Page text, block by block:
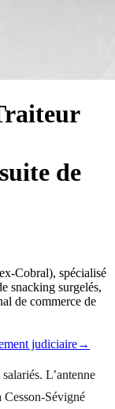
de
Cobral), spécialisé
snacking surgelés,
de commerce de
judiciaire→
L’antenne
Cesson-Sévigné